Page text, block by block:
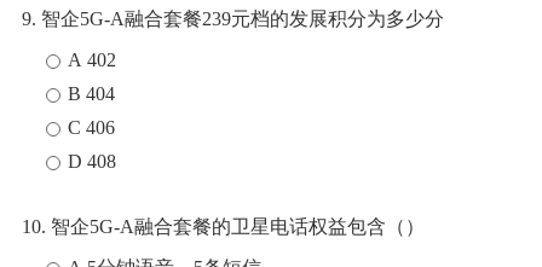
9. 智企5G-A融合套餐239元档的发展积分为多少分
A 402
B 404
C 406
D 408
10. 智企5G-A融合套餐的卫星电话权益包含（）